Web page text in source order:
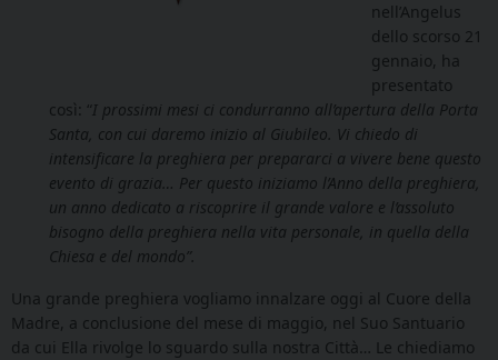
nell’Angelus
dello scorso 21
gennaio, ha
presentato
così: “I prossimi mesi ci condurranno all’apertura della Porta
Santa, con cui daremo inizio al Giubileo. Vi chiedo di
intensificare la preghiera per prepararci a vivere bene questo
evento di grazia… Per questo iniziamo l’Anno della preghiera,
un anno dedicato a riscoprire il grande valore e l’assoluto
bisogno della preghiera nella vita personale, in quella della
Chiesa e del mondo”.
Una grande preghiera vogliamo innalzare oggi al Cuore della
Madre, a conclusione del mese di maggio, nel Suo Santuario
da cui Ella rivolge lo sguardo sulla nostra Città… Le chiediamo